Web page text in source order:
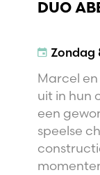
DUO
Zondag
Marcel
uit in hun
een
speelse